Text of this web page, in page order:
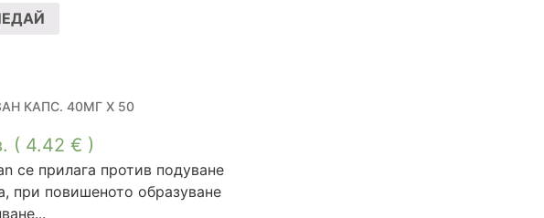
КАПС. 40МГ Х 50
( 4.42 € )
се прилага против подуване
при повишеното образуване